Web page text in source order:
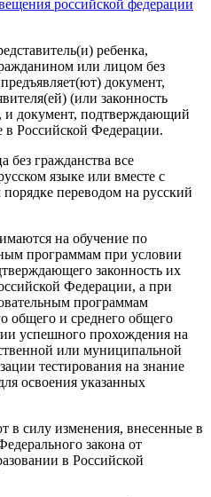
российской федерации
ребенка,
или лицом без
документ,
(или законность
и документ, подтверждающий
в Российской Федерации.
без гражданства все
языке или вместе с
переводом на русский
на обучение по
программам при условии
законность их
Федерации, а при
программам
общего и среднего общего
успешного прохождения на
или муниципальной
тестирования на знание
освоения указанных
в силу изменения, внесенные в
закона от
в Российской